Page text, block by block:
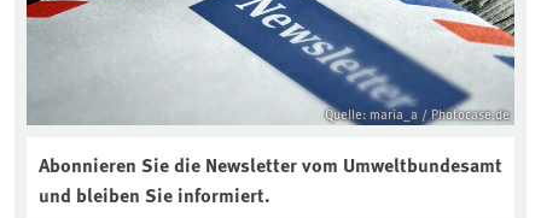
Quelle: maria_a / Photocase.de
Abonnieren Sie die Newsletter vom Umweltbundesamt
und bleiben Sie informiert.